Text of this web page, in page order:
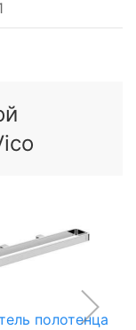
полотенца